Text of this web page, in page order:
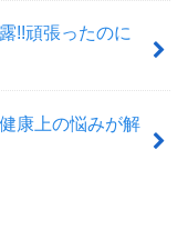
!!頑張ったのに
康上の悩みが解